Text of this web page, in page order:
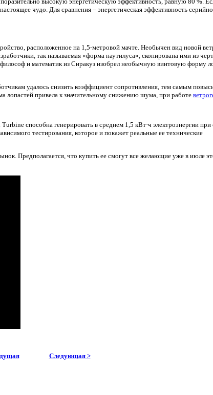
чудо. Для сравнения – энергетическая эффективность серийно
расположенное на 1,5-метровой мачте. Необычен вид новой
так называемая «форма наутилуса», скопирована ими из
и математик из Сиракуз изобрел необычную винтовую форму
удалось снизить коэффициент сопротивления, тем самым
лопастей привела к значительному снижению шума, при работе
способна генерировать в среднем 1,5 кВт·ч электроэнергии при
тестирования, которое и покажет реальные ее технические
Предполагается, что купить ее смогут все желающие уже в июле
Следующая >